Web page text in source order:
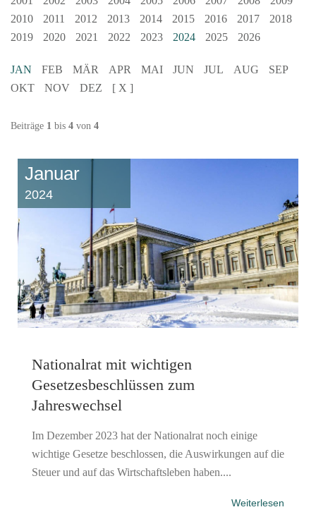
2010
2011 2012 2013 2014 2015 2016 2017
2018
2019
2020 2021 2022 2023 2024 2025 2026
JAN FEB MÄR APR MAI JUN JUL AUG
SEP
OKT
NOV DEZ [ X ]
Beiträge 1 bis 4 von 4
Januar
2024
Nationalrat mit wichtigen
Gesetzesbeschlüssen zum
Jahreswechsel
Im Dezember 2023 hat der Nationalrat noch einige
wichtige Gesetze beschlossen, die Auswirkungen auf die
Steuer und auf das Wirtschaftsleben haben....
Weiterlesen